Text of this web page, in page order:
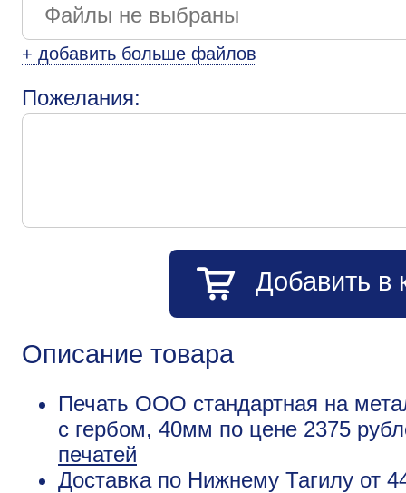
+ добавить больше файлов
Пожелания:
Добавить в
Описание товара
Печать ООО стандартная на
с гербом, 40мм по цене 2375
печатей
Доставка по Нижнему Тагилу от